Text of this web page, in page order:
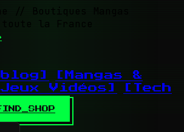
// Boutiques Mangas
toute la France
[Mangas &
Vidéos]
[Tech